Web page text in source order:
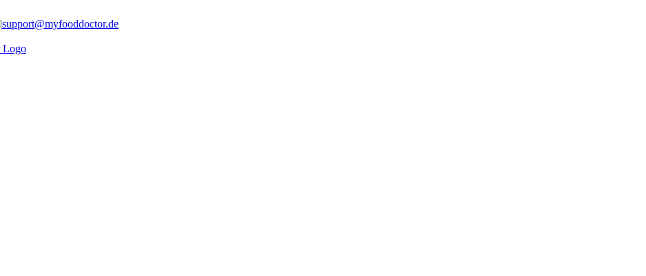
|support@myfooddoctor.de